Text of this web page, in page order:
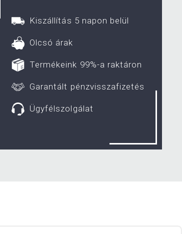
Kiszállítás 5 napon belül
Olcsó árak
Termékeink 99%-a raktáron
Garantált pénzvisszafizetés
Ügyfélszolgálat